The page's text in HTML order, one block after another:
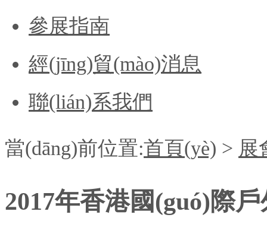
參展指南
經(jīng)貿(mào)消息
聯(lián)系我們
當(dāng)前位置:首頁(yè) > 展
2017年香港國(guó)際